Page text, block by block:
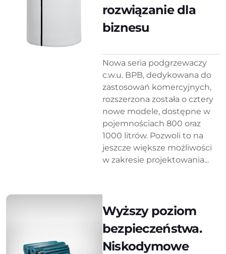
rozwiązanie dla
biznesu
Nowa seria podgrzewaczy
c.w.u. BPB, dedykowana do
zastosowań komercyjnych,
rozszerzona została o cztery
nowe modele, dostępne w
pojemnościach 800 oraz
1000 litrów. Pozwoli to na
jeszcze większe możliwości
w zakresie projektowania...
Wyższy poziom
bezpieczeństwa.
Niskodymowe